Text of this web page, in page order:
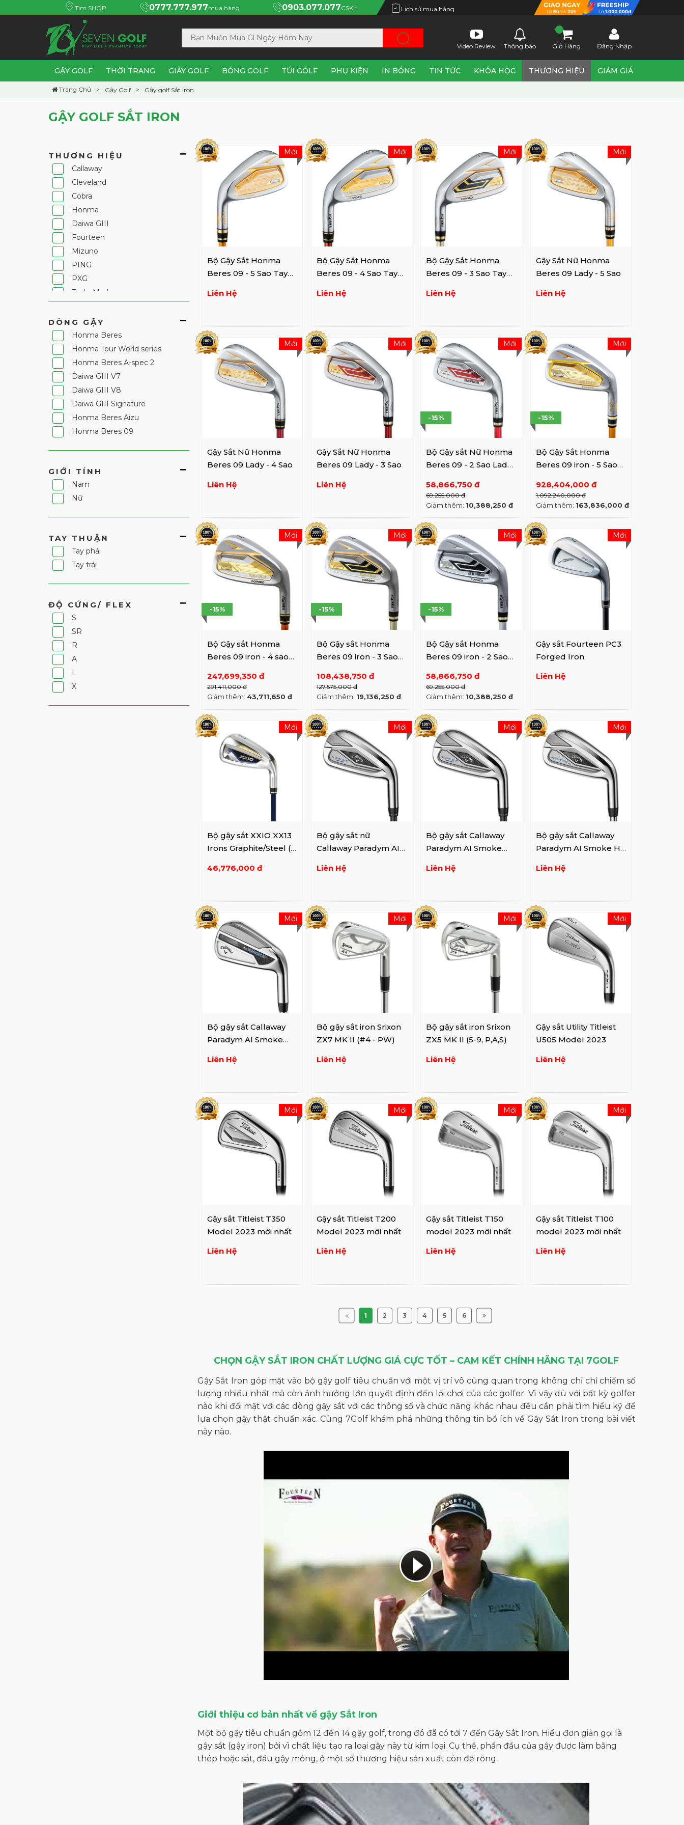
Tìm SHOP 0777.777.977mua hàng 0903.077.077CSKH Lịch sử mua hàng
Video Review Thông báo Giỏ Hàng Đăng Nhập
GẬY GOLF THỜI TRANG GIÀY GOLF BÓNG GOLF TÚI GOLF PHỤ KIỆN IN BÓNG TIN TỨC KHÓA HỌC THƯƠNG HIỆU GIẢM GIÁ
Trang Chủ Gậy Golf Gậy golf Sắt Iron
GẬY GOLF SẮT IRON
THƯƠNG HIỆU
Callaway
Cleveland
Cobra
Honma
Daiwa GIII
Fourteen
Mizuno
PING
PXG
TaylorMade
XXIO
Nike
Khác
Epon
Ryoma
Majesty
Katana Golf
PGM
Bridgestone
DÒNG GẬY
Honma Beres
Honma Tour World series
Honma Beres A-spec 2
Daiwa GIII V7
Daiwa GIII V8
Daiwa GIII Signature
Honma Beres Aizu
Honma Beres 09
GIỚI TÍNH
Nam
Nữ
TAY THUẬN
Tay phải
Tay trái
ĐỘ CỨNG/ FLEX
S
SR
R
A
L
X
Bộ Gậy Sắt Honma
Beres 09 - 5 Sao Tay
Liên Hệ
Mới
Bộ Gậy Sắt Honma
Beres 09 - 4 Sao Tay
Liên Hệ
Mới
Bộ Gậy Sắt Honma
Beres 09 - 3 Sao Tay
Liên Hệ
Mới
Gậy Sắt Nữ Honma
Beres 09 Lady - 5 Sao
Liên Hệ
Mới
Gậy Sắt Nữ Honma
Beres 09 Lady - 4 Sao
Liên Hệ
Mới
Gậy Sắt Nữ Honma
Beres 09 Lady - 3 Sao
Liên Hệ
Mới
Bộ Gậy sắt Nữ Honma
Beres 09 - 2 Sao Lady
58,866,750 đ
69,255,000 đ
-15%
Giảm thêm: 10,388,250 đ
Mới
Bộ Gậy Sắt Honma
Beres 09 iron - 5 Sao
928,404,000 đ
1,092,240,000 đ
-15%
Giảm thêm: 163,836,000 đ
Mới
Bộ Gậy sắt Honma
Beres 09 iron - 4 sao
247,699,350 đ
291,411,000 đ
-15%
Giảm thêm: 43,711,650 đ
Mới
Bộ Gậy sắt Honma
Beres 09 iron - 3 Sao
108,438,750 đ
127,575,000 đ
-15%
Giảm thêm: 19,136,250 đ
Mới
Bộ Gậy sắt Honma
Beres 09 iron - 2 Sao
58,866,750 đ
69,255,000 đ
-15%
Giảm thêm: 10,388,250 đ
Mới
Gậy sắt Fourteen PC3
Forged Iron
Liên Hệ
Mới
Bộ gậy sắt XXIO XX13
Irons Graphite/Steel (8
46,776,000 đ
Mới
Bộ gậy sắt nữ
Callaway Paradym AI
...
Liên Hệ
Mới
Bộ gậy sắt Callaway
Paradym AI Smoke
Liên Hệ
Mới
Bộ gậy sắt Callaway
Paradym AI Smoke HL
Liên Hệ
Mới
Bộ gậy sắt Callaway
Paradym AI Smoke
Liên Hệ
Mới
Bộ gậy sắt iron Srixon
ZX7 MK II (#4 - PW)
Liên Hệ
Mới
Bộ gậy sắt iron Srixon
ZX5 MK II (5-9, P,A,S)
Liên Hệ
Mới
Gậy sắt Utility Titleist
U505 Model 2023
Liên Hệ
Mới
Gậy sắt Titleist T350
Model 2023 mới nhất
Liên Hệ
Mới
Gậy sắt Titleist T200
Model 2023 mới nhất
Liên Hệ
Mới
Gậy sắt Titleist T150
model 2023 mới nhất
Liên Hệ
Mới
Gậy sắt Titleist T100
model 2023 mới nhất
Liên Hệ
Mới
1 2 3 4 5 6
CHỌN GẬY SẮT IRON CHẤT LƯỢNG GIÁ CỰC TỐT – CAM KẾT CHÍNH HÃNG TẠI 7GOLF
Gậy Sắt Iron góp mặt vào bộ gậy golf tiêu chuẩn với một vị trí vô cùng quan trọng không chỉ chỉ chiếm số
lượng nhiều nhất mà còn ảnh hưởng lớn quyết định đến lối chơi của các golfer. Vì vậy dù với bất kỳ golfer
nào khi đối mặt với các dòng gậy sắt với các thông số và chức năng khác nhau đều cần phải tìm hiểu kỹ để
lựa chọn gậy thật chuẩn xác. Cùng 7Golf khám phá những thông tin bổ ích về Gậy Sắt Iron trong bài viết
này nào.
Giới thiệu cơ bản nhất về gậy Sắt Iron
Một bộ gậy tiêu chuẩn gồm 12 đến 14 gậy golf, trong đó đã có tới 7 đến Gậy Sắt Iron. Hiểu đơn giản gọi là
gậy sắt (gậy iron) bởi vì chất liệu tạo ra loại gậy này từ kim loại. Cụ thể, phần đầu của gậy được làm bằng
thép hoặc sắt, đầu gậy mỏng, ở một số thương hiệu sản xuất còn để rỗng.